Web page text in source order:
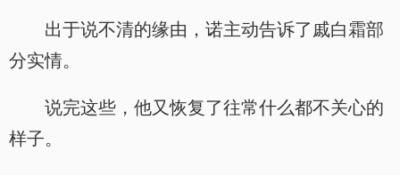
出于说不清的缘由，诺主动告诉了戚白霜部
分实情。
说完这些，他又恢复了往常什么都不关心的
样子。